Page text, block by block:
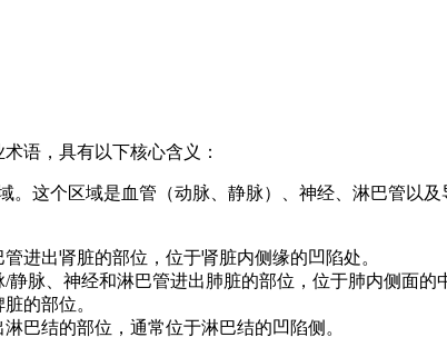
语，具有以下核心含义：
这个区域是血管（动脉、静脉）、神经、淋巴管以
进出肾脏的部位，位于肾脏内侧缘的凹陷处。
脉、神经和淋巴管进出肺脏的部位，位于肺内侧面的
的部位。
巴结的部位，通常位于淋巴结的凹陷侧。